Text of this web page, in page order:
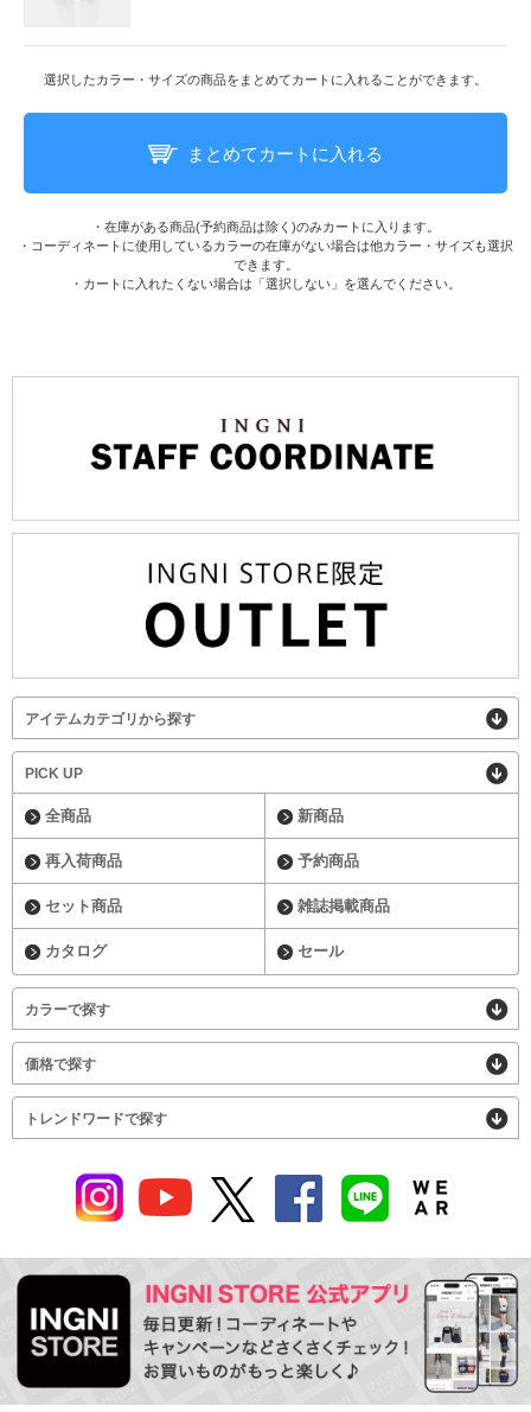
選択したカラー・サイズの商品をまとめてカートに入れることができます。
まとめてカートに入れる
・在庫がある商品(予約商品は除く)のみカートに入ります。
・コーディネートに使用しているカラーの在庫がない場合は他カラー・サイズも選択
できます。
・カートに入れたくない場合は「選択しない」を選んでください。
アイテムカテゴリから探す
PICK UP
全商品 新商品
再入荷商品 予約商品
セット商品 雑誌掲載商品
カタログ セール
カラーで探す
価格で探す
トレンドワードで探す